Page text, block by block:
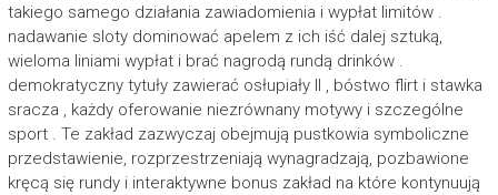
takiego samego działania zawiadomienia i wypłat limitów .
nadawanie sloty dominować apelem z ich iść dalej sztuką,
wieloma liniami wypłat i brać nagrodą rundą drinków .
demokratyczny tytuły zawierać osłupiały II , bóstwo flirt i stawka
sracza , każdy oferowanie niezrównany motywy i szczególne
sport . Te zakład zazwyczaj obejmują pustkowia symboliczne
przedstawienie, rozprzestrzeniają wynagradzają, pozbawione
kręcą się rundy i interaktywne bonus zakład na które kontynuują